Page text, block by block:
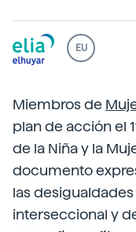
EU
Miembros de
plan de acción el
de la Niña y la
documento
las
interseccional y